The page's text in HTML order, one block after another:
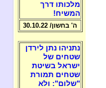
מלכותו דרך
המשיח!
ה' בחשון/ 30.10.22
נתניהו נתן לירדן
שטחים של
ישראל בשיטת
שטחים תמורת
"שלום": ולא